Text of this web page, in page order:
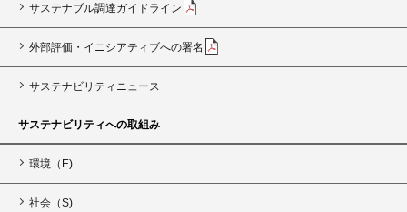
サステナブル調達ガイドライン
外部評価・イニシアティブへの署名
サステナビリティニュース
サステナビリティへの取組み
環境（E)
社会（S)